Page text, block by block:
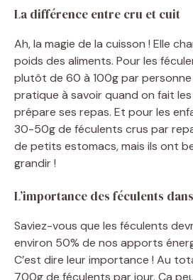
La différence entre cru et cuit
Ah, la magie de la cuisson ! Elle
poids des aliments. Pour les
plutôt de 60 à 100g par personne
pratique à savoir quand on fait
prépare ses repas. Et pour les
30-50g de féculents crus par
de petits estomacs, mais ils ont
grandir !
L’importance des féculents
Saviez-vous que les féculents
environ 50% de nos apports
C’est dire leur importance ! Au
700g de féculents par jour. Ça